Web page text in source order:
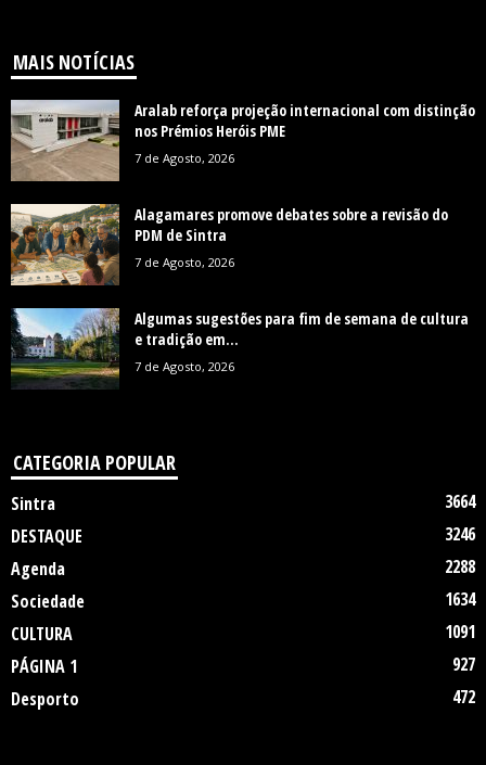
MAIS NOTÍCIAS
Aralab reforça projeção internacional com distinção
nos Prémios Heróis PME
7 de Agosto, 2026
Alagamares promove debates sobre a revisão do
PDM de Sintra
7 de Agosto, 2026
Algumas sugestões para fim de semana de cultura
e tradição em...
7 de Agosto, 2026
CATEGORIA POPULAR
Sintra
3664
DESTAQUE
3246
Agenda
2288
Sociedade
1634
CULTURA
1091
PÁGINA 1
927
Desporto
472